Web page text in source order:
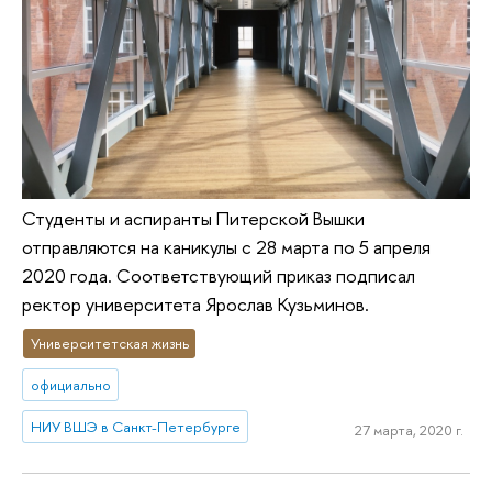
Студенты и аспиранты Питерской Вышки
отправляются на каникулы с 28 марта по 5 апреля
2020 года. Соответствующий приказ подписал
ректор университета Ярослав Кузьминов.
Университетская жизнь
официально
НИУ ВШЭ в Санкт-Петербурге 27 марта, 2020 г.